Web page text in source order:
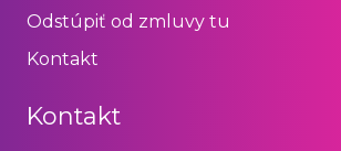
Odstúpiť od zmluvy tu
Kontakt
Kontakt